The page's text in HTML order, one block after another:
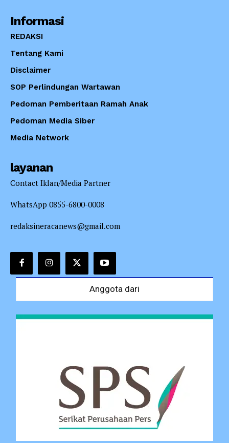
Informasi
REDAKSI
Tentang Kami
Disclaimer
SOP Perlindungan Wartawan
Pedoman Pemberitaan Ramah Anak
Pedoman Media Siber
Media Network
layanan
Contact Iklan/Media Partner
WhatsApp 0855-6800-0008
redaksineracanews@gmail.com
Anggota dari